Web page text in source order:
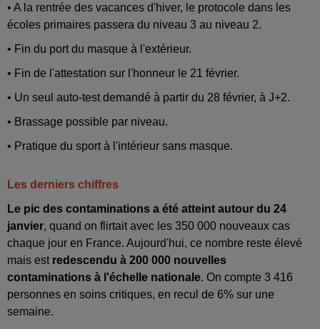
• A la rentrée des vacances d'hiver, le protocole dans les
écoles primaires passera du niveau 3 au niveau 2.
• Fin du port du masque à l'extérieur.
• Fin de l'attestation sur l'honneur le 21 février.
• Un seul auto-test demandé à partir du 28 février, à J+2.
• Brassage possible par niveau.
• Pratique du sport à l'intérieur sans masque.
Les derniers chiffres
Le pic des contaminations a été atteint autour du 24
janvier, quand on flirtait avec les 350 000 nouveaux cas
chaque jour en France. Aujourd'hui, ce nombre reste élevé
mais est redescendu à 200 000 nouvelles
contaminations à l'échelle nationale. On compte 3 416
personnes en soins critiques, en recul de 6% sur une
semaine.